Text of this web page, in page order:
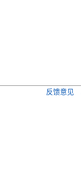
反馈意见